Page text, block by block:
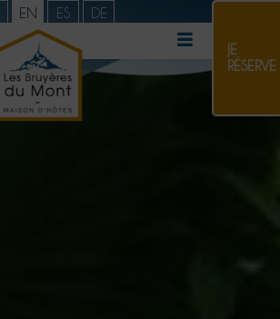
EN ES DE
JE
RÉSERVE